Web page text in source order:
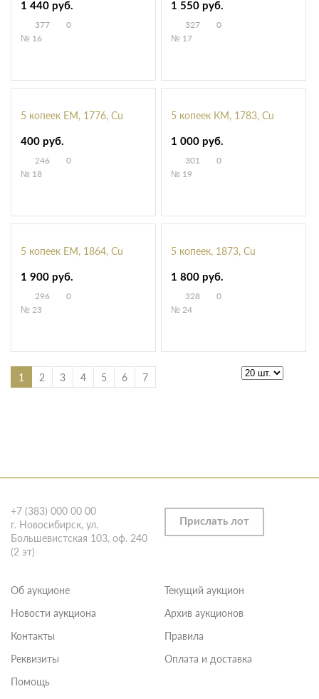
1 440 руб.
377
0
№ 16
1 550 руб.
327
0
№ 17
5 копеек ЕМ, 1776, Cu
400 руб.
246
0
№ 18
5 копеек КМ, 1783, Cu
1 000 руб.
301
0
№ 19
5 копеек ЕМ, 1864, Cu
1 900 руб.
296
0
№ 23
5 копеек, 1873, Cu
1 800 руб.
328
0
№ 24
1 2 3 4 5 6 7
+7 (383) 000 00 00
г. Новосибирск, ул.
Большевистская 103, оф. 240
(2 эт)
Прислать лот
Об аукционе
Новости аукциона
Контакты
Реквизиты
Текущий аукцион
Архив аукционов
Правила
Оплата и доставка
Помощь